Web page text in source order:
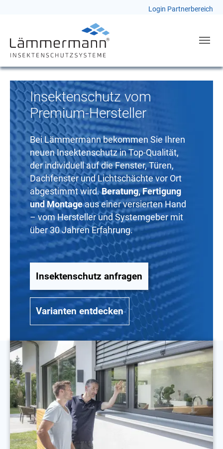
Login Partnerbereich
Skip to main navigation
Insektenschutz vom
Premium-Hersteller
Bei Lämmermann bekommen Sie Ihren
neuen Insektenschutz in Top-Qualität,
der individuell auf die Fenster, Türen,
Dachfenster und Lichtschächte vor Ort
abgestimmt wird.Beratung, Fertigung
und Montageaus einer versierten Hand
– vom Hersteller und Systemgeber mit
über 30 Jahren Erfahrung.
Insektenschutz anfragen
Varianten entdecken